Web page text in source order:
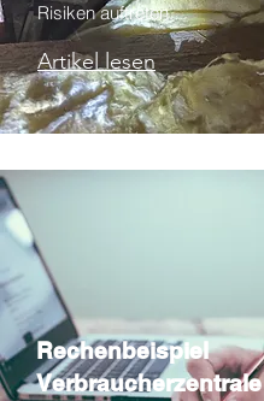
Risiken auftreten.
Artikel lesen
Rechenbeispiel